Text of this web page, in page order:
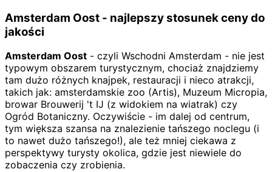
Amsterdam Oost - najlepszy stosunek ceny do
jakości
Amsterdam Oost - czyli Wschodni Amsterdam - nie jest
typowym obszarem turystycznym, chociaż znajdziemy
tam dużo różnych knajpek, restauracji i nieco atrakcji,
takich jak: amsterdamskie zoo (Artis), Muzeum Micropia,
browar Brouwerij 't IJ (z widokiem na wiatrak) czy
Ogród Botaniczny. Oczywiście - im dalej od centrum,
tym większa szansa na znalezienie tańszego noclegu (i
to nawet dużo tańszego!), ale też mniej ciekawa z
perspektywy turysty okolica, gdzie jest niewiele do
zobaczenia czy zrobienia.